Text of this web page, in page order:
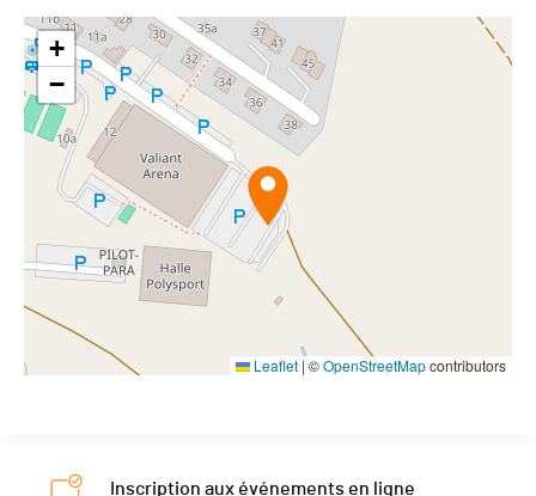
+
−
Leaflet | ©OpenStreetMapcontributors
Inscription aux événements en ligne